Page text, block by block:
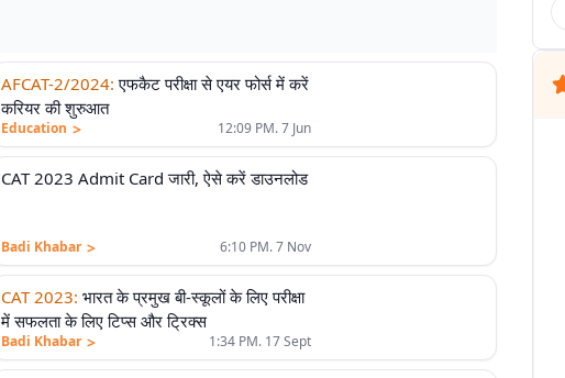
AFCAT-2/2024: एफकैट परीक्षा से एयर फोर्स में करें
करियर की शुरुआत
Education > 12:09 PM. 7 Jun
CAT 2023 Admit Card जारी, ऐसे करें डाउनलोड
Badi Khabar > 6:10 PM. 7 Nov
CAT 2023: भारत के प्रमुख बी-स्कूलों के लिए परीक्षा
में सफलता के लिए टिप्स और ट्रिक्स
Badi Khabar > 1:34 PM. 17 Sept